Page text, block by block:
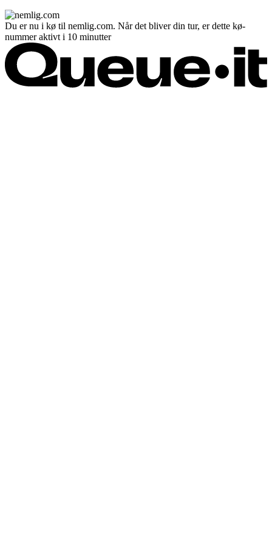
Du er nu i kø til nemlig.com. Når det bliver din tur, er dette kø-
nummer aktivt i 10 minutter